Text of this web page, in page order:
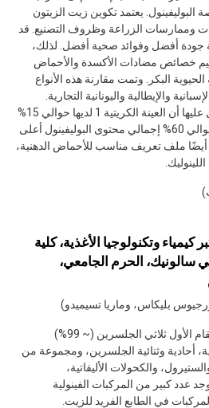
البوليفينول. يعتمد تكوين زيت الزيتون
وممارسات الزراعة وظروف التصنيع. قد
جودة أفضل وفوائد صحية أفضل. لذلك،
خصائص مضادات الأكسدة والأحماض
الحيوية البكر. وتمت مقارنة هذه الأنواع
والإيطالية واليونانية التجارية.
أظهرت النتائج التي تم الحصول عليها أن العينة الكريتية 1 لديها حوالي 15%
قدرة مضادة للأكسدة أعلى وحوالي 60% إجمالي محتوى البوليفينول أعلى
أيضًا ملف تعريف مناسب للأحماض الدهنية،
كيمياء وتكنولوجيا الأغذية، كلية
سالونيك، الحرم الجامعي،
بليكاس، وماريا تسيميدو)
تكوين زيت الزيتون هو في المقام الأول ثلاثي الجلسرين (~ 99%)
أحادية وثنائية الجلسرين، ومجموعة من
والكحولات الأليفاتية،
عدد كبير من المركبات الفينولية
في الطابع الفريد للزيت.